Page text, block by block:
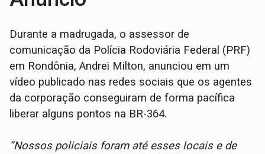
Durante a madrugada, o assessor de
comunicação da Polícia Rodoviária Federal (PRF)
em Rondônia, Andrei Milton, anunciou em um
vídeo publicado nas redes sociais que os agentes
da corporação conseguiram de forma pacífica
liberar alguns pontos na BR-364.
“Nossos policiais foram até esses locais e de